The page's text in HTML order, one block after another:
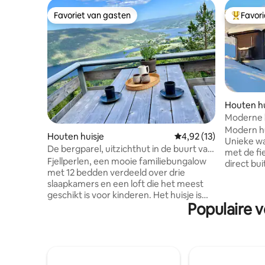
Favoriet van gasten
Favoriet van gasten
Houten huisje Gemiddelde
4,92 (13)
De bergparel, uitzichthut in de buurt van
het alpine resort
Fjellperlen, een mooie familiebungalow
met 12 bedden verdeeld over drie
slaapkamers en een loft die het meest
geschikt is voor kinderen. Het huisje is
onlangs gerenoveerd en is zeer geschikt
voor twee gezinnen die samen reizen.
Houten
Moderne
resort.
Modern
Unieke
met de
direct
Populaire